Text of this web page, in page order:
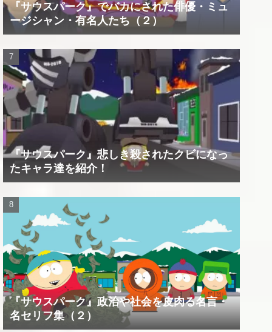
『サウスパーク』でバカにされた俳優・ミュ
ージシャン・有名人たち（２）
『サウスパーク』悲しき殺されたクビになっ
たキャラ達を紹介！
『サウスパーク』政治や社会を皮肉る名言・
名セリフ集（２）